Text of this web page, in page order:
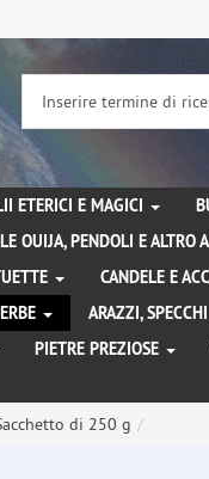
ETERICI E MAGICI
OUIJA, PENDOLI E ALTRO
CANDELE E
ARAZZI,
PIETRE PREZIOSE
di 250 g